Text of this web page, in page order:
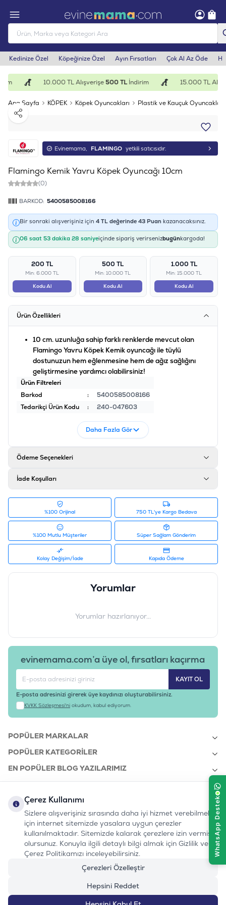
Kedinize Özel Köpeğinize Özel Ayın Fırsatları Çok Al Az Öde
10.000 TL Alışverişe500 TLİndirim 15.000 TL
Ana Sayfa KÖPEK Köpek Oyuncakları
Plastik ve Kauçuk Oyuncaklar
Paylaş
Evinemama, FLAMINGO yetkili satıcısıdır.
Flamingo Kemik Yavru Köpek Oyuncağı 10cm
(0)
BARKOD: 5400585008166
Bir sonraki alışverişiniz için 4 TL değerinde 43 Puan kazanacaksınız.
06 saat 53 dakika 27 saniyeiçinde sipariş verirsenizbugünkargoda!
200 TL
Min: 6.000 TL
Kodu Al
500 TL
Min: 10.000 TL
Kodu Al
1.000 TL
Min: 15.000 TL
Kodu Al
Ürün Özellikleri
10 cm. uzunluğa sahip farklı renklerde mevcut olan
Flamingo Yavru Köpek Kemik oyuncağı ile tüylü
dostunuzun hem eğlenmesine hem de ağız sağlığını
geliştirmesine yardımcı olabilirsiniz!
Ürün Filtreleri
Barkod
:
5400585008166
Tedarikçi Ürün Kodu
: 240-047603
Daha Fazla Gör
Ödeme Seçenekleri
İade Koşulları
%100 Orijinal 750 TL'ye Kargo Bedava
%100 Mutlu Müşteriler Süper Sağlam Gönderim
Kolay Değişim/İade Kapıda Ödeme
Yorumlar
Yorumlar hazırlanıyor...
evinemama.com’a üye ol, fırsatları kaçırma
KAYIT OL
E-posta adresinizi girerek üye kaydınızı oluşturabilirsiniz.
KVKK Sözleşmesi'ni okudum, kabul ediyorum.
POPÜLER MARKALAR
POPÜLER KATEGORILER
EN POPÜLER BLOG YAZILARIMIZ
KURUMSAL
bizi takip edin:
Instagram
Youtube
TiktokFacebook
Linkedin
www.evinemama.com
0232 7000 212
%100 MUTLU
MÜŞTERI HATTI
Çerez Kullanımı
Sizlere alışverişiniz sırasında daha iyi hizmet verebilmek
için internet sitemizde yasalara uygun çerezler
kullanılmaktadır. Sitemizde kalarak çerezlere izin vermiş
olursunuz. Konuyla ilgili detaylı bilgi almak için Gizlilik ve
Çerez Politikamızı inceleyebilirsiniz.
Çerezleri Özelleştir
Hepsini Reddet